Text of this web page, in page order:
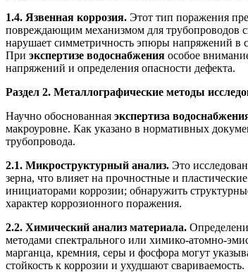
1.4. Язвенная коррозия. Этот тип поражения
повреждающим механизмом для трубопроводов
нарушает симметричность эпюры напряжений в
При экспертизе водоснабжения особое
напряжений и определения опасности дефекта.
Раздел 2. Металлографические методы
Научно обоснованная экспертиза
макроуровне. Как указано в нормативных
трубопровода.
2.1. Микроструктурный анализ. Это
зерна, что влияет на прочностные и
инициаторами коррозии; обнаружить
характер коррозионного поражения.
2.2. Химический анализ материала.
методами спектрального или химико-атомно-
марганца, кремния, серы и фосфора могут
стойкость к коррозии и ухудшают свариваемость.